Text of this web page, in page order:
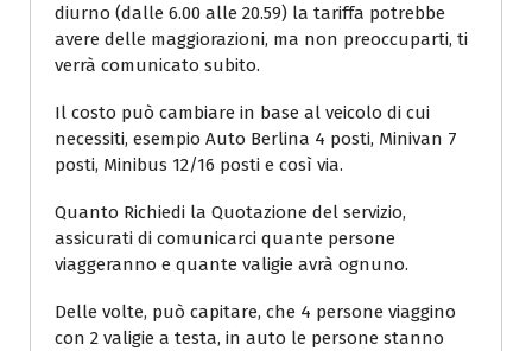
diurno (dalle 6.00 alle 20.59) la tariffa potrebbe
avere delle maggiorazioni, ma non preoccuparti, ti
verrà comunicato subito.
Il costo può cambiare in base al veicolo di cui
necessiti, esempio Auto Berlina 4 posti, Minivan 7
posti, Minibus 12/16 posti e così via.
Quanto Richiedi la Quotazione del servizio,
assicurati di comunicarci quante persone
viaggeranno e quante valigie avrà ognuno.
Delle volte, può capitare, che 4 persone viaggino
con 2 valigie a testa, in auto le persone stanno